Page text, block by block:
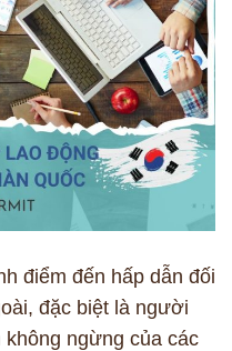
điểm đến hấp dẫn đối
đặc biệt là người
ngừng của các